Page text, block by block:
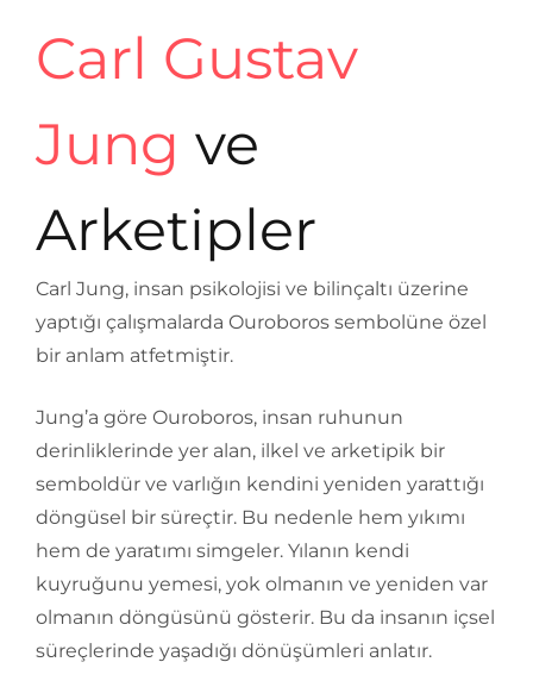
Carl Gustav
Jung ve
Arketipler
Carl Jung, insan psikolojisi ve bilinçaltı üzerine
yaptığı çalışmalarda Ouroboros sembolüne özel
bir anlam atfetmiştir.
Jung’a göre Ouroboros, insan ruhunun
derinliklerinde yer alan, ilkel ve arketipik bir
semboldür ve varlığın kendini yeniden yarattığı
döngüsel bir süreçtir. Bu nedenle hem yıkımı
hem de yaratımı simgeler. Yılanın kendi
kuyruğunu yemesi, yok olmanın ve yeniden var
olmanın döngüsünü gösterir. Bu da insanın içsel
süreçlerinde yaşadığı dönüşümleri anlatır.